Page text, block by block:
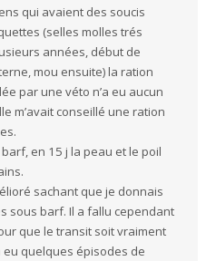
qui avaient des soucis
(selles molles trés
années, début de
mou ensuite) la ration
par une véto n’a eu aucun
m’avait conseillé une ration
barf, en 15 j la peau et le poil
sachant que je donnais
sous barf. Il a fallu cependant
que le transit soit vraiment
eu quelques épisodes de